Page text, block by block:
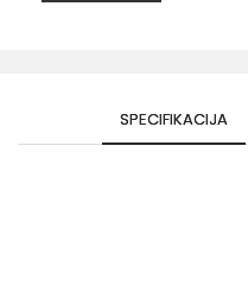
SPECIFIKACIJA